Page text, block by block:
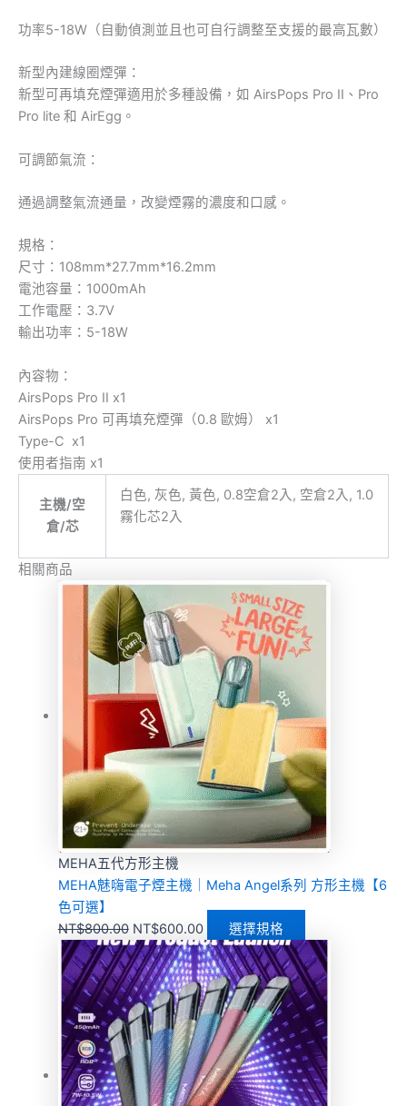
功率5-18W（自動偵測並且也可自行調整至支援的最高瓦數）
新型內建線圈煙彈：
新型可再填充煙彈適用於多種設備，如 AirsPops Pro II、Pro
Pro lite 和 AirEgg。
可調節氣流：
通過調整氣流通量，改變煙霧的濃度和口感。
規格：
尺寸：108mm*27.7mm*16.2mm
電池容量：1000mAh
工作電壓：3.7V
輸出功率：5-18W
內容物：
AirsPops Pro II x1
AirsPops Pro 可再填充煙彈（0.8 歐姆） x1
Type-C x1
使用者指南 x1
主機/空
倉/芯
白色, 灰色, 黃色, 0.8空倉2入, 空倉2入, 1.0
霧化芯2入
相關商品
MEHA五代方形主機
MEHA魅嗨電子煙主機｜Meha Angel系列 方形主機【6
色可選】
NT$800.00 NT$600.00 選擇規格